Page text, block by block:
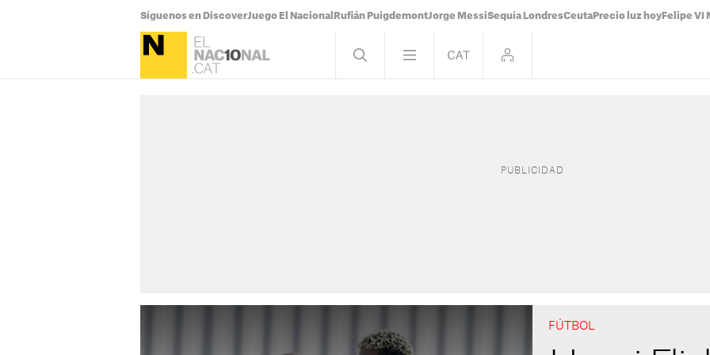
Síguenos en DiscoverJuego El Nacional Rufián PuigdemontJorge MessiSequía LondresCeuta Precio luz hoy Felipe VI
FÚTBOL